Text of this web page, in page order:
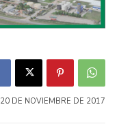
20 DE NOVIEMBRE DE 2017